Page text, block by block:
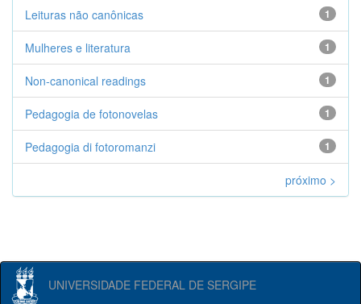
1
Leituras não canônicas
1
Mulheres e literatura
1
Non-canonical readings
1
Pedagogia de fotonovelas
1
Pedagogia di fotoromanzi
próximo >
UNIVERSIDADE FEDERAL DE SERGIPE